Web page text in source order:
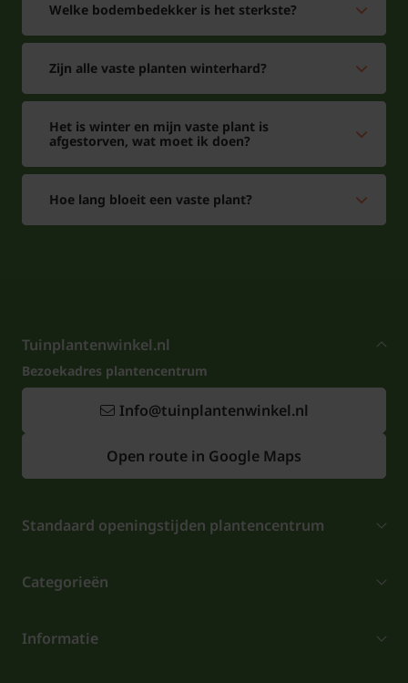
Welke bodembedekker is het sterkste?
Zijn alle vaste planten winterhard?
Het is winter en mijn vaste plant is
afgestorven, wat moet ik doen?
Hoe lang bloeit een vaste plant?
Tuinplantenwinkel.nl
Bezoekadres plantencentrum
Info@tuinplantenwinkel.nl
Open route in Google Maps
Standaard openingstijden plantencentrum
Categorieën
Informatie